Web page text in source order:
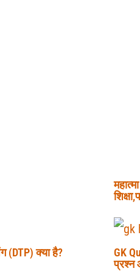
(DTP) क्या है?
GK
प्रश्न